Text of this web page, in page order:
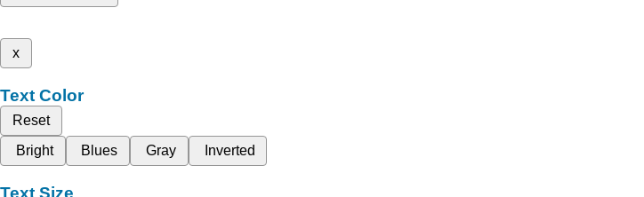
x
Text Color
Reset
Bright
Blues Gray Inverted